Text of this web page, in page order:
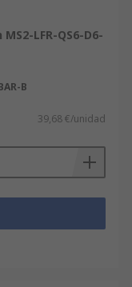
LFR-QS6-D6-
B
39,68 €/unidad